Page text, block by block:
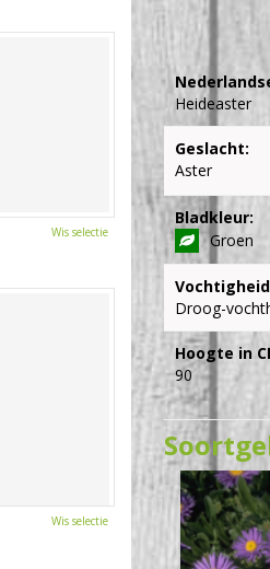
Heideaster
Geslacht:
Aster
Bladkleur:
Groen
Droog-
Hoogte in
90
Wis selectie
Wis selectie